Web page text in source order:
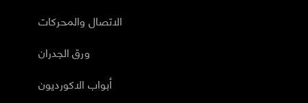
الاتصال والمحركات
ورق الجدران
أبواب الاكورديون